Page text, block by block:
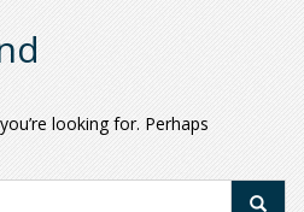
looking for. Perhaps